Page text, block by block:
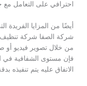
احترافي على التعامل مع
أيضًا من المزايا
شركة الصفا شركة تنظيف
من خلال تصوير فيديو أو
فإن مستوى الشفافية في
الاتفاق عليه يتم تنفيذه